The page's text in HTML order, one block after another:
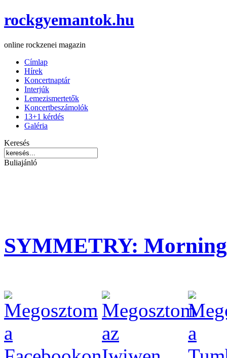
rockgyemantok.hu
online rockzenei magazin
Címlap
Hírek
Koncertnaptár
Interjúk
Lemezismertetők
Koncertbeszámolók
13+1 kérdés
Galéria
Keresés
Buliajánló
SYMMETRY: Morning